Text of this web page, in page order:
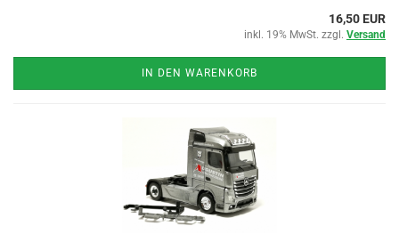
16,50 EUR
inkl. 19% MwSt. zzgl. Versand
IN DEN WARENKORB